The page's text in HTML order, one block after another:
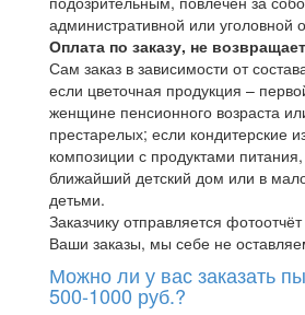
административной или уголовной
Оплата по заказу, не
Сам заказ в зависимости от
если цветочная продукция –
женщине пенсионного возраста
престарелых; если кондитерские
композиции с продуктами
ближайший детский дом или в
детьми.
Заказчику отправляется
Ваши заказы, мы себе не
Можно ли у вас заказать
500-1000 руб.?